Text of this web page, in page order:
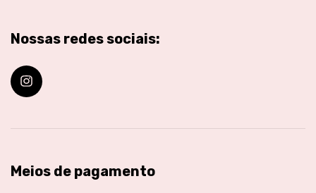
Nossas redes sociais:
Meios de pagamento